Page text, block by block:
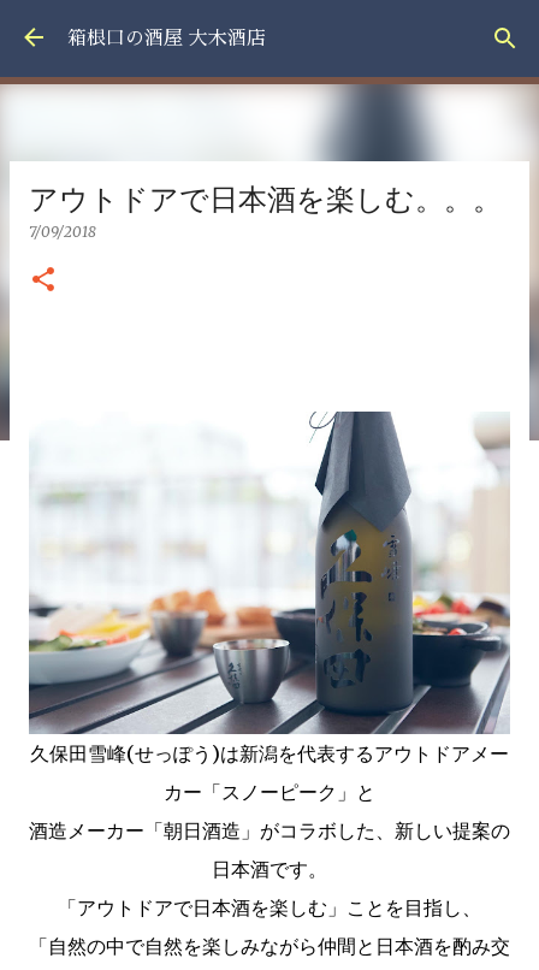
スキップしてメイン コンテンツに移動
箱根口の酒屋 大木酒店
アウトドアで日本酒を楽しむ。。。
7/09/2018
久保田雪峰(せっぽう)は新潟を代表するアウトドアメー
カー「スノーピーク」と
酒造メーカー「朝日酒造」がコラボした、新しい提案の
日本酒です。
「アウトドアで日本酒を楽しむ」ことを目指し、
「自然の中で自然を楽しみながら仲間と日本酒を酌み交